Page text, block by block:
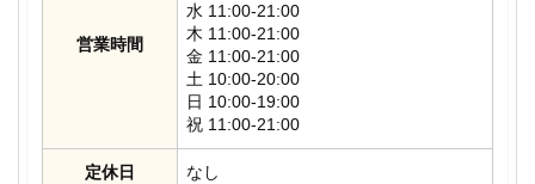
営業時間
水 11:00-21:00
木 11:00-21:00
金 11:00-21:00
土 10:00-20:00
日 10:00-19:00
祝 11:00-21:00
定休日 なし